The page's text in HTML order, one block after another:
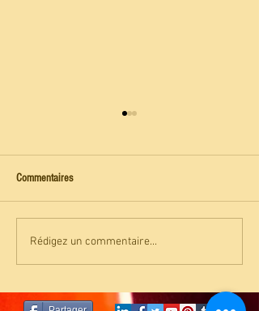
RADIO OCCITANIA
Commentaires
Rédigez un commentaire...